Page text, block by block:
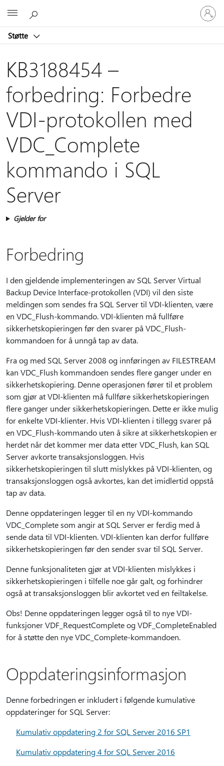
Støtte
Logg
på
kontoen
KB3188454 –
forbedring: Forbedre
VDI-protokollen med
VDC_Complete
kommando i SQL
Server
Gjelder for
Forbedring
I den gjeldende implementeringen av SQL Server Virtual
Backup Device Interface-protokollen (VDI) vil den siste
meldingen som sendes fra SQL Server til VDI-klienten, være
en VDC_Flush-kommando. VDI-klienten må fullføre
sikkerhetskopieringen før den svarer på VDC_Flush-
kommandoen for å unngå tap av data.
Fra og med SQL Server 2008 og innføringen av FILESTREAM
kan VDC_Flush kommandoen sendes flere ganger under en
sikkerhetskopiering. Denne operasjonen fører til et problem
som gjør at VDI-klienten må fullføre sikkerhetskopieringen
flere ganger under sikkerhetskopieringen. Dette er ikke mulig
for enkelte VDI-klienter. Hvis VDI-klienten i tillegg svarer på
en VDC_Flush-kommando uten å sikre at sikkerhetskopien er
herdet når det kommer mer data etter VDC_Flush, kan SQL
Server avkorte transaksjonsloggen. Hvis
sikkerhetskopieringen til slutt mislykkes på VDI-klienten, og
transaksjonsloggen også avkortes, kan det imidlertid oppstå
tap av data.
Denne oppdateringen legger til en ny VDI-kommando
VDC_Complete som angir at SQL Server er ferdig med å
sende data til VDI-klienten. VDI-klienten kan derfor fullføre
sikkerhetskopieringen før den sender svar til SQL Server.
Denne funksjonaliteten gjør at VDI-klienten mislykkes i
sikkerhetskopieringen i tilfelle noe går galt, og forhindrer
også at transaksjonsloggen blir avkortet ved en feiltakelse.
Obs! Denne oppdateringen legger også til to nye VDI-
funksjoner VDF_RequestComplete og VDF_CompleteEnabled
for å støtte den nye VDC_Complete-kommandoen.
Oppdateringsinformasjon
Denne forbedringen er inkludert i følgende kumulative
oppdateringer for SQL Server:
Kumulativ oppdatering 2 for SQL Server 2016 SP1
Kumulativ oppdatering 4 for SQL Server 2016